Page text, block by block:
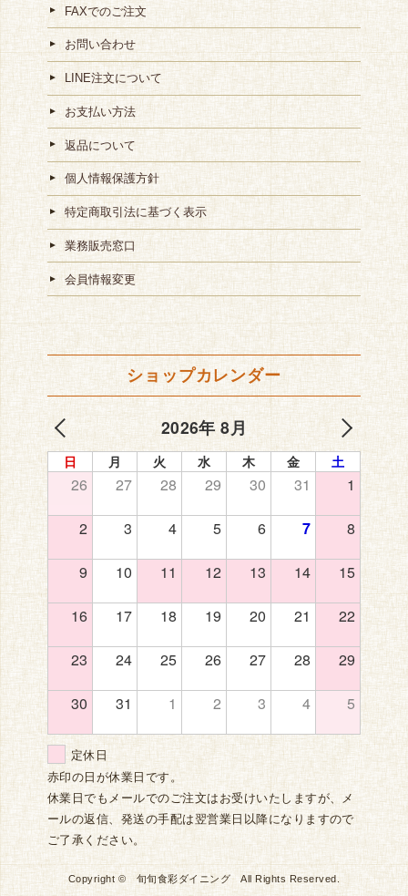
FAXでのご注文
お問い合わせ
LINE注文について
お支払い方法
返品について
個人情報保護方針
特定商取引法に基づく表示
業務販売窓口
会員情報変更
ショップカレンダー
2026年 8月
日 月 火 水 木 金 土
26 27 28 29 30 31 1
2 3 4 5 6 7 8
9 10 11 12 13 14 15
16 17 18 19 20 21 22
23 24 25 26 27 28 29
30 31 1 2 3 4 5
定休日
赤印の日が休業日です。
休業日でもメールでのご注文はお受けいたしますが、メ
ールの返信、発送の手配は翌営業日以降になりますので
ご了承ください。
Copyright © 旬旬食彩ダイニング All Rights Reserved.